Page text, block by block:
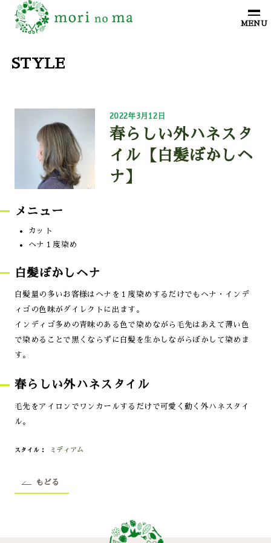
STYLE
2022年3月12日
春らしい外ハネスタ
イル【白髪ぼかしヘ
ナ】
メニュー
カット
ヘナ１度染め
白髪ぼかしヘナ
白髪量の多いお客様はヘナを１度染めするだけでもヘナ・インデ
ィゴの色味がダイレクトに出ます。
インディゴ多めの青味のある色で染めながら毛先はあえて薄い色
で染めることで黒くならずに白髪を生かしながらぼかして染めま
す。
春らしい外ハネスタイル
毛先をアイロンでワンカールするだけで可愛く動く外ハネスタイ
ル。
スタイル ミディアム
もどる